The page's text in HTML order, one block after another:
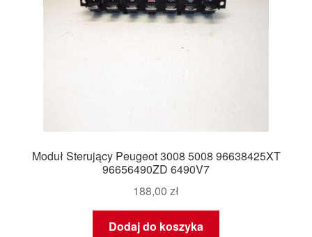
Moduł Sterujący Peugeot 3008 5008 96638425XT
96656490ZD 6490V7
188,00 zł
Dodaj do koszyka